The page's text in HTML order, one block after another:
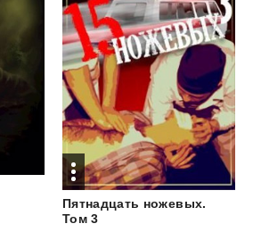
Пятнадцать ножевых.
Том 3